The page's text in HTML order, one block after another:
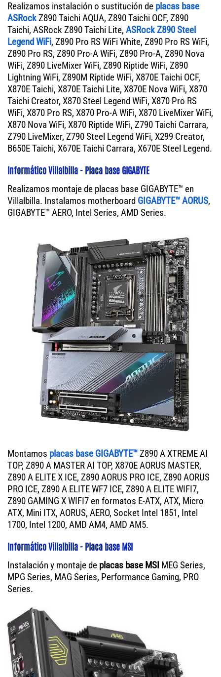
Realizamos instalación o sustitución de placas base
ASRockZ890 Taichi AQUA, Z890 Taichi OCF, Z890
Taichi, ASRock Z890 Taichi Lite, ASRock Z890 Steel
Legend WiFi, Z890 Pro RS WiFi White, Z890 Pro RS WiFi,
Z890 Pro RS, Z890 Pro-A WiFi, Z890 Pro-A, Z890 Nova
WiFi, Z890 LiveMixer WiFi, Z890 Riptide WiFi, Z890
Lightning WiFi, Z890M Riptide WiFi, X870E Taichi OCF,
X870E Taichi, X870E Taichi Lite, X870E Nova WiFi, X870
Taichi Creator, X870 Steel Legend WiFi, X870 Pro RS
WiFi, X870 Pro RS, X870 Pro-A WiFi, X870 LiveMixer WiFi,
X870 Nova WiFi, X870 Riptide WiFi, Z790 Taichi Carrara,
Z790 LiveMixer, Z790 Steel Legend WiFi, X299 Creator,
B650E Taichi, X670E Taichi Carrara, X670E Steel Legend.
Informático Villalbilla - Placa base GIGABYTE
Realizamos montaje de placas base GIGABYTE™ en
Villalbilla. Instalamos motherboard GIGABYTE™ AORUS,
GIGABYTE™ AERO, Intel Series, AMD Series.
Montamos placas base GIGABYTE™Z890 A XTREME AI
TOP, Z890 A MASTER AI TOP, X870E AORUS MASTER,
Z890 A ELITE X ICE, Z890 AORUS PRO ICE, Z890 AORUS
PRO ICE, Z890 A ELITE WF7 ICE, Z890 A ELITE WIFI7,
Z890 GAMING X WIFI7 en formatos E-ATX, ATX, Micro
ATX, Mini ITX, AORUS, AERO, Socket Intel 1851, Intel
1700, Intel 1200, AMD AM4, AMD AM5.
Informático Villalbilla - Placa base MSI
Instalación y montaje de placas base MSI MEG Series,
MPG Series, MAG Series, Performance Gaming, PRO
Series.